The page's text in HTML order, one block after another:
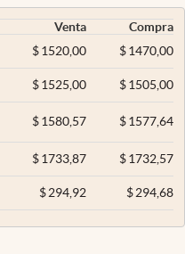
Venta
Compra
$ 1520,00 $1470,00
$ 1525,00 $1505,00
$ 1580,57 $1577,64
$ 1733,87 $1732,57
$ 294,92 $294,68